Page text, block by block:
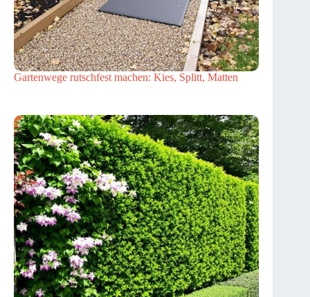
Gartenwege rutschfest machen: Kies, Splitt, Matten